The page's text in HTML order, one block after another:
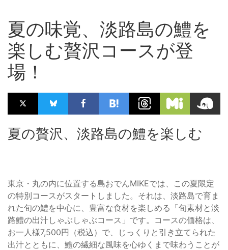
夏の味覚、淡路島の鱧を
楽しむ贅沢コースが登
場！
夏の贅沢、淡路島の鱧を楽しむ
東京・丸の内に位置する島おでんMIKEでは、この夏限定
の特別コースがスタートしました。それは、淡路島で育ま
れた旬の鱧を中心に、豊富な食材を楽しめる「旬素材と淡
路鱧の出汁しゃぶしゃぶコース」です。コースの価格は、
お一人様7,500円（税込）で、じっくりと引き立てられた
出汁とともに、鱧の繊細な風味を心ゆくまで味わうことが